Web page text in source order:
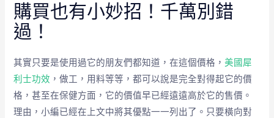
購買也有小妙招！千萬別錯
過！
其實只要是使用過它的朋友們都知道，在這個價格，美國犀
利士功效 ，做工，用料等等，都可以說是完全對得起它的價
格，甚至在保健方面，它的價值早已經遠遠高於它的售價。
理由，小編已經在上文中將其優點一一列出了。只要橫向對